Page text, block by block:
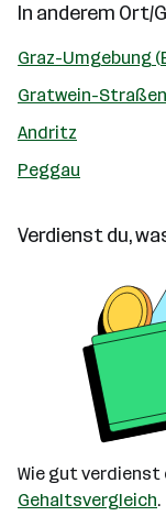
In anderem Ort/
Graz-Umgebung
Gratwein-
Andritz
Peggau
Verdienst du,
Wie gut verdienst
Gehaltsvergleich.